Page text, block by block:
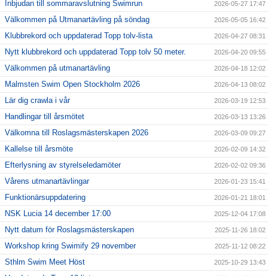
Inbjudan till sommaravslutning Swimrun 2026-05-27 17:47
Välkommen på Utmanartävling på söndag 2026-05-05 16:42
Klubbrekord och uppdaterad Topp tolv-lista 2026-04-27 08:31
Nytt klubbrekord och uppdaterad Topp tolv 50 meter. 2026-04-20 09:55
Välkommen på utmanartävling 2026-04-18 12:02
Malmsten Swim Open Stockholm 2026 2026-04-13 08:02
Lär dig crawla i vår 2026-03-19 12:53
Handlingar till årsmötet 2026-03-13 13:26
Välkomna till Roslagsmästerskapen 2026 2026-03-09 09:27
Kallelse till årsmöte 2026-02-09 14:32
Efterlysning av styrelseledamöter 2026-02-02 09:36
Vårens utmanartävlingar 2026-01-23 15:41
Funktionärsuppdatering 2026-01-21 18:01
NSK Lucia 14 december 17:00 2025-12-04 17:08
Nytt datum för Roslagsmästerskapen 2025-11-26 18:02
Workshop kring Swimify 29 november 2025-11-12 08:22
Sthlm Swim Meet Höst 2025-10-29 13:43